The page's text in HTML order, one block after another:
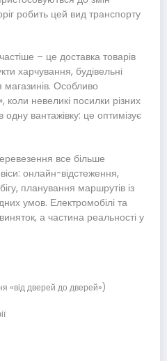
робить цей вид транспорту
– це доставка товарів
харчування, будівельні
Особливо
коли невеликі посилки різних
одну вантажівку: це оптимізує
все більше
онлайн-відстеження,
планування маршрутів із
умов. Електромобілі та
а частина реальності у
«від дверей до дверей»)